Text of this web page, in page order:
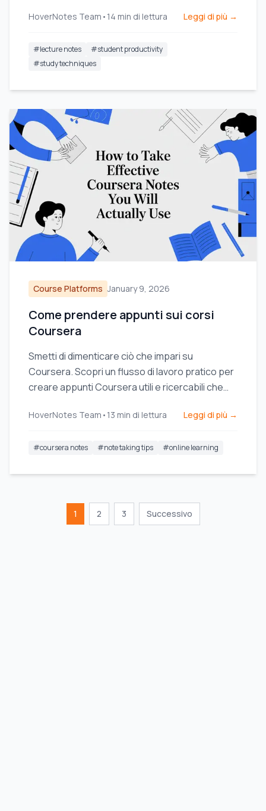
HoverNotes Team • 14 min di lettura Leggi di più →
#lecture notes #student productivity
#study techniques
Course Platforms January 9, 2026
Come prendere appunti sui corsi
Coursera
Smetti di dimenticare ciò che impari su
Coursera. Scopri un flusso di lavoro pratico per
creare appunti Coursera utili e ricercabili che
HoverNotes Team • 13 min di lettura Leggi di più →
#coursera notes #note taking tips #online learning
1 2 3 Successivo